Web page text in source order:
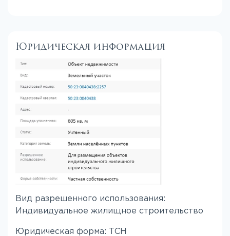
Юридическая информация
Вид разрешенного использования:
Индивидуальное жилищное строительство
Юридическая форма: ТСН